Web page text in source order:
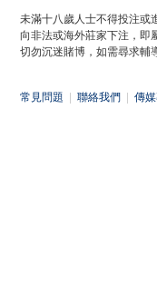
未滿十八歲人士不得投注或
向非法或海外莊家下注，即
切勿沉迷賭博，如需尋求輔
常見問題 聯絡我們 傳